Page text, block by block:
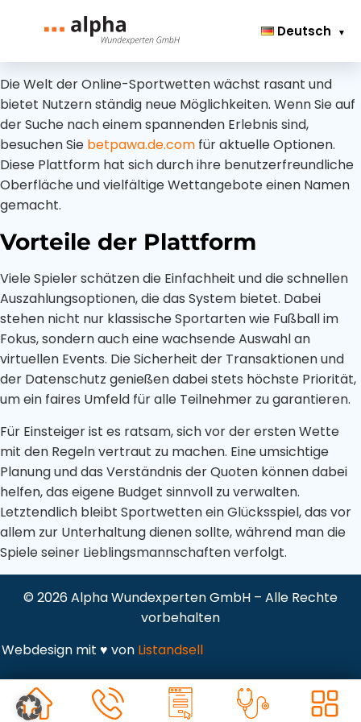
Deutsch
Die Welt der Online-Sportwetten wächst rasant und
bietet Nutzern ständig neue Möglichkeiten. Wenn Sie auf
der Suche nach einem spannenden Erlebnis sind,
besuchen Sie betpawa.de.com für aktuelle Optionen.
Diese Plattform hat sich durch ihre benutzerfreundliche
Oberfläche und vielfältige Wettangebote einen Namen
gemacht.
Vorteile der Plattform
Viele Spieler schätzen die Einfachheit und die schnellen
Auszahlungsoptionen, die das System bietet. Dabei
stehen nicht nur klassische Sportarten wie Fußball im
Fokus, sondern auch eine wachsende Auswahl an
virtuellen Events. Die Sicherheit der Transaktionen und
der Datenschutz genießen dabei stets höchste Priorität,
um ein faires Umfeld für alle Teilnehmer zu garantieren.
Für Einsteiger ist es ratsam, sich vor der ersten Wette
mit den Regeln vertraut zu machen. Eine umsichtige
Planung und das Verständnis der Quoten können dabei
helfen, das eigene Budget sinnvoll zu verwalten.
Letztendlich bleibt Sportwetten ein Glücksspiel, das vor
allem zur Unterhaltung dienen sollte, während man die
Spiele seiner Lieblingsmannschaften verfolgt.
© 2026Alpha Wundexperten GmbH – Alle Rechte
vorbehalten
Webdesign mit ♥ von Listandsell
Wundmanagement
Wundversorgung
Wundheilung
Persönliche
Wundvisite
Epidermolysis
bullosa
Druckgeschwür
(Dekubitus)
Diabetischer Fuß
Chirurgische
Wunden
Ulcus Cruris
Verbrennungen
Startseite
Über uns
Kontakt
Impressum
Datenschutz­
erklärung